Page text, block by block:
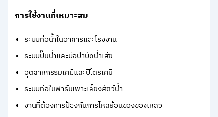
การใช้งานที่เหมาะสม
ระบบท่อน้ำในอาคารและโรงงาน
ระบบปั๊มน้ำและบ่อบำบัดน้ำเสีย
อุตสาหกรรมเคมีและปิโตรเคมี
ระบบท่อในฟาร์มเพาะเลี้ยงสัตว์น้ำ
งานที่ต้องการป้องกันการไหลย้อนของของเหลว